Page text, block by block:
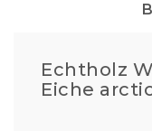
Echtholz
Eiche